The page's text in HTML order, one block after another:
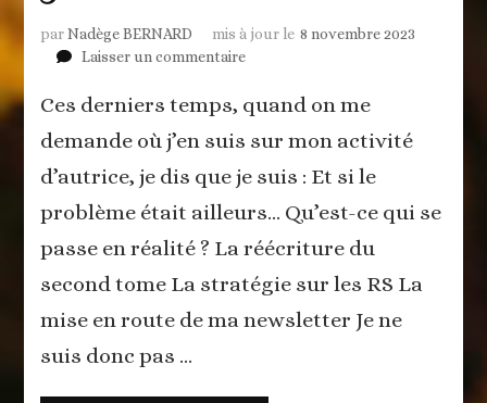
parNadège BERNARD mis à jour le 8 novembre 2023
Laisser un commentairesur
la
Ces derniers temps, quand on me
demande où j’en suis sur mon activité
d’autrice, je dis que je suis : Et si le
problème était ailleurs… Qu’est-ce qui se
passe en réalité ? La réécriture du
second tome La stratégie sur les RS La
mise en route de ma newsletter Je ne
suis donc pas …